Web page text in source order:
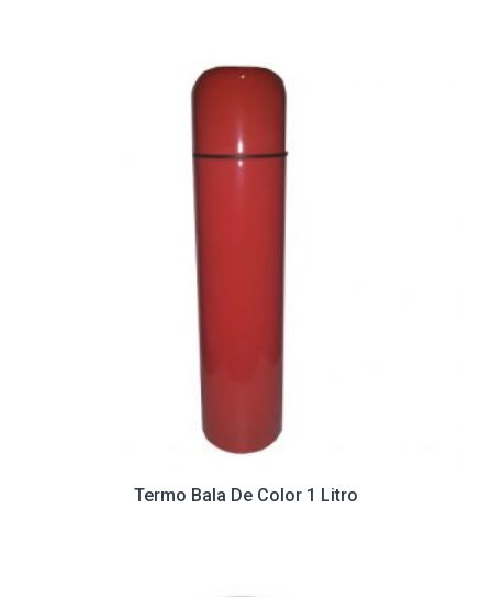
Termo Bala De Color 1 Litro